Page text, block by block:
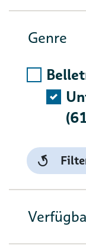
Genre